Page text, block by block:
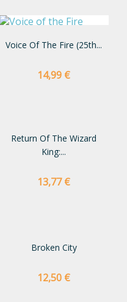
Voice Of The Fire (25th...
Preço
14,99 €
Return Of The Wizard
King:...
Preço
13,77 €
Broken City
Preço
12,50 €